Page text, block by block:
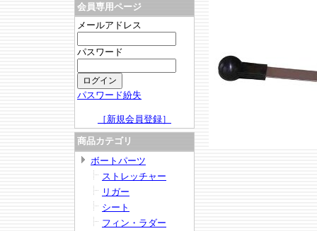
会員専用ページ
メールアドレス
パスワード
パスワード紛失
［新規会員登録］
商品カテゴリ
ボートパーツ
ストレッチャー
リガー
シート
フィン・ラダー